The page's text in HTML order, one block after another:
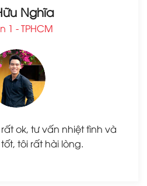
Nghĩa
1 - TPHCM
ok, tư vấn nhiệt tình và
tôi rất hài lòng.